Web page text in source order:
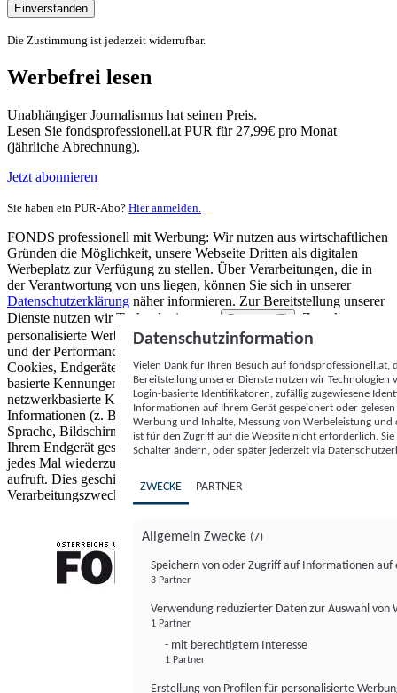
Einverstanden
Die Zustimmung ist jederzeit widerrufbar.
Werbefrei lesen
Unabhängiger Journalismus hat seinen Preis.
Lesen Sie fondsprofessionell.at PUR für 27,99€ pro Monat
(jährliche Abrechnung).
Jetzt abonnieren
Sie haben ein PUR-Abo? Hier anmelden.
FONDS professionell mit Werbung: Wir nutzen aus wirtschaftlichen
Gründen die Möglichkeit, unsere Webseite Dritten als digitalen
Werbeplatz zur Verfügung zu stellen. Über Verarbeitungen, die in
der Verantwortung von uns liegen, können Sie sich in unserer
Datenschutzerklärung näher informieren. Zur Bereitstellung unserer
Dienste nutzen wir Technologien von
Partnern (5)
. Zwecke:
personalisierte Werbung und Inhalte, Messung von Werbeleistung
und der Performance von Inhalten sowie Zielgruppenforschung.
Cookies, Endgeräte- oder ähnliche Online-Kennungen (z. B. login-
basierte Kennungen, zufällig generierte Kennungen,
netzwerkbasierte Kennungen) können zusammen mit anderen
Informationen (z. B. Browsertyp und Browserinformationen,
Sprache, Bildschirmgröße, unterstützte Technologien usw.) auf
Ihrem Endgerät gespeichert oder von dort ausgelesen werden, um es
jedes Mal wiederzuerkennen, wenn es eine App oder einer Webseite
aufruft. Dies geschieht für einen oder mehrere der hier aufgeführten
Verarbeitungszwecke.
Datenschutzinformation
Vielen Dank für Ihren Besuch auf
Bereitstellung unserer Dienste nutzen wir Technologien
Login-basierte Identifikatoren, zufällig zugewiesene
Informationen auf Ihrem Gerät gespeichert oder
Werbung und Inhalte, Messung von Werbeleistung
ist für den Zugriff auf die Website nicht erforderlich.
Schalter ändern, oder später jederzeit via
ZWECKE PARTNER
Allgemein Zwecke (7)
Speichern von oder Zugriff auf Informationen auf
3 Partner
Verwendung reduzierter Daten zur Auswahl von
1 Partner
- mit berechtigtem Interesse
1 Partner
Erstellung von Profilen für personalisierte
FONDS professionell